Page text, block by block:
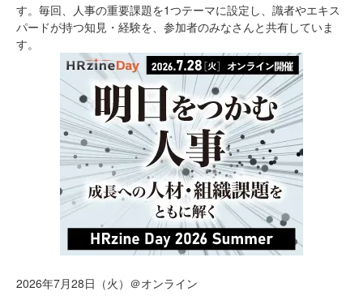
す。毎回、人事の重要課題を1つテーマに設定し、識者やエキス
パードが持つ知見・経験を、参加者のみなさんと共有していま
す。
2026年7月28日（火）＠オンライン